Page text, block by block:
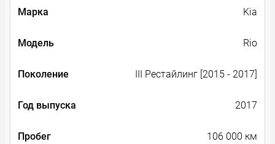
Марка Kia
Модель Rio
Поколение III Рестайлинг [2015 - 2017]
Год выпуска 2017
Пробег 106 000 км